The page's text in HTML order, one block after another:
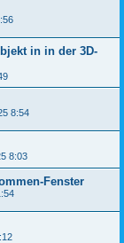
in in der 3D-
8:54
8:03
Fenster